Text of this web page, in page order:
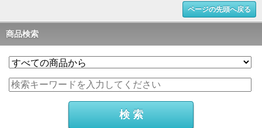
ページの先頭へ戻る
商品検索